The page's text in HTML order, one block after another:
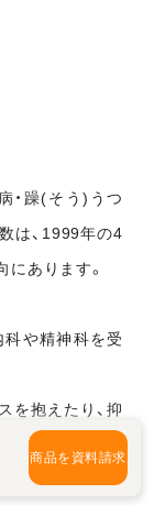
・躁(そう)うつ
は、1999年の4
あります。
や精神科を受
を抱えたり、抑
商品を資料請求